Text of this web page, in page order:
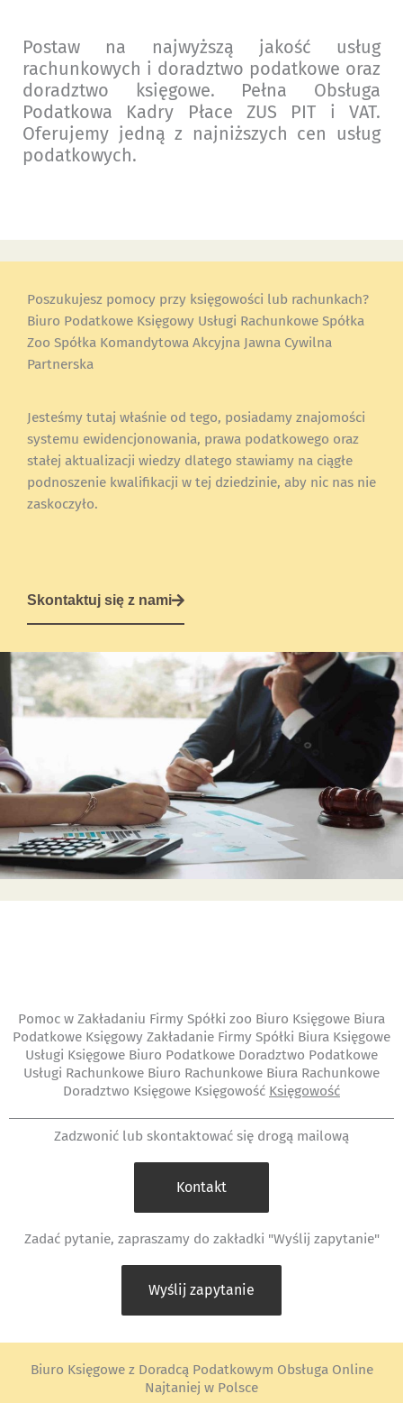
Postaw na najwyższą jakość usług
rachunkowych i doradztwo podatkowe oraz
doradztwo księgowe. Pełna Obsługa
Podatkowa Kadry Płace ZUS PIT i VAT.
Oferujemy jedną z najniższych cen usług
podatkowych.
Poszukujesz pomocy przy księgowości lub rachunkach?
Biuro Podatkowe Księgowy Usługi Rachunkowe Spółka
Zoo Spółka Komandytowa Akcyjna Jawna Cywilna
Partnerska
Jesteśmy tutaj właśnie od tego, posiadamy znajomości
systemu ewidencjonowania, prawa podatkowego oraz
stałej aktualizacji wiedzy dlatego stawiamy na ciągłe
podnoszenie kwalifikacji w tej dziedzinie, aby nic nas nie
zaskoczyło.
Skontaktuj się z nami
Pomoc w Zakładaniu Firmy Spółki zoo Biuro Księgowe Biura
Podatkowe Księgowy Zakładanie Firmy Spółki Biura Księgowe
Usługi Księgowe Biuro Podatkowe Doradztwo Podatkowe
Usługi Rachunkowe Biuro Rachunkowe Biura Rachunkowe
Doradztwo Księgowe Księgowość Księgowość
Zadzwonić lub skontaktować się drogą mailową
Kontakt
Zadać pytanie, zapraszamy do zakładki "Wyślij zapytanie"
Wyślij zapytanie
Biuro Księgowe z Doradcą Podatkowym Obsługa Online
Najtaniej w Polsce